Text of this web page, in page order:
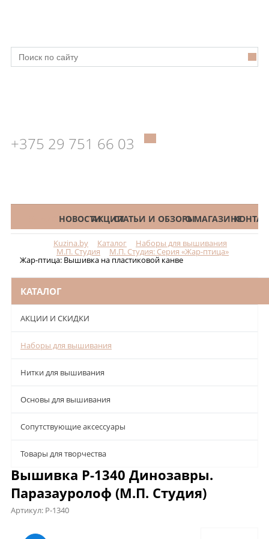
+375 29 751 66 03
КАТАЛОГНОВОСТИАКЦИИСТАТЬИ И ОБЗОРЫО МАГАЗИНЕ
Kuzina.by Каталог Наборы для вышивания
М.П. Студия М.П. Студия: Серия «Жар-птица»
Жар-птица: Вышивка на пластиковой канве
КАТАЛОГ
АКЦИИ И СКИДКИ
Наборы для вышивания
Нитки для вышивания
Основы для вышивания
Сопутствующие аксессуары
Товары для творчества
Вышивка Р-1340 Динозавры.
Паразауролоф (М.П. Студия)
Артикул: Р-1340
Описание